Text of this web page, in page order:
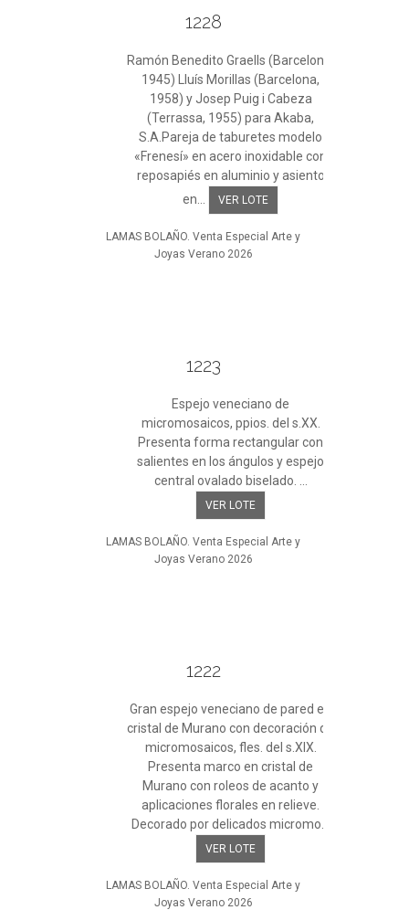
1228
Ramón Benedito Graells (Barcelona,
1945) Lluís Morillas (Barcelona,
1958) y Josep Puig i Cabeza
(Terrassa, 1955) para Akaba,
S.A.Pareja de taburetes modelo
«Frenesí» en acero inoxidable con
reposapiés en aluminio y asiento
en...
VER LOTE
LAMAS BOLAÑO. Venta Especial Arte y
Joyas Verano 2026
1223
Espejo veneciano de
micromosaicos, ppios. del s.XX.
Presenta forma rectangular con
salientes en los ángulos y espejo
central ovalado biselado. ...
VER LOTE
LAMAS BOLAÑO. Venta Especial Arte y
Joyas Verano 2026
1222
Gran espejo veneciano de pared en
cristal de Murano con decoración de
micromosaicos, fles. del s.XIX.
Presenta marco en cristal de
Murano con roleos de acanto y
aplicaciones florales en relieve.
Decorado por delicados micromo...
VER LOTE
LAMAS BOLAÑO. Venta Especial Arte y
Joyas Verano 2026